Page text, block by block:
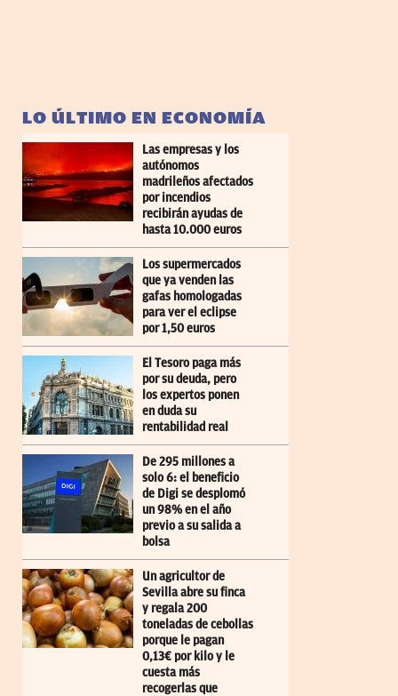
LO ÚLTIMO EN ECONOMÍA
Las empresas y los
autónomos
madrileños afectados
por incendios
recibirán ayudas de
hasta 10.000 euros
Los supermercados
que ya venden las
gafas homologadas
para ver el eclipse
por 1,50 euros
El Tesoro paga más
por su deuda, pero
los expertos ponen
en duda su
rentabilidad real
De 295 millones a
solo 6: el beneficio
de Digi se desplomó
un 98% en el año
previo a su salida a
bolsa
Un agricultor de
Sevilla abre su finca
y regala 200
toneladas de cebollas
porque le pagan
0,13€ por kilo y le
cuesta más
recogerlas que